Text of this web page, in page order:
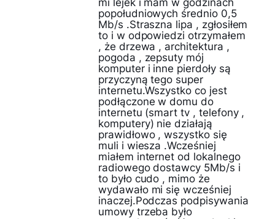
mi lejek i mam w godzinach
popołudniowych średnio 0,5
Mb/s .Straszna lipa , zgłosiłem
to i w odpowiedzi otrzymałem
, że drzewa , architektura ,
pogoda , zepsuty mój
komputer i inne pierdoły są
przyczyną tego super
internetu.Wszystko co jest
podłączone w domu do
internetu (smart tv , telefony ,
komputery) nie działają
prawidłowo , wszystko się
muli i wiesza .Wcześniej
miałem internet od lokalnego
radiowego dostawcy 5Mb/s i
to było cudo , mimo że
wydawało mi się wcześniej
inaczej.Podczas podpisywania
umowy trzeba było